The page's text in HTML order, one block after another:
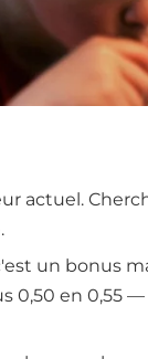
actuel.
un bonus
0,50 en 0,55